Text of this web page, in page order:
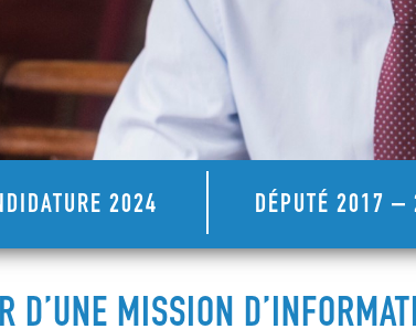
2024 DÉPUTÉ 2017 –
D’UNE MISSION